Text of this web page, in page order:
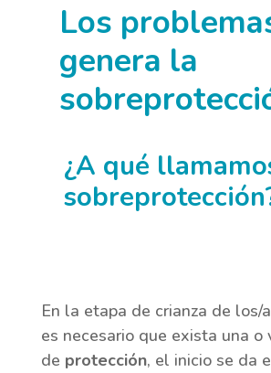
Los
genera la
¿A qué
En la etapa de crianza de los/
es necesario que exista una o
de protección, el inicio se da